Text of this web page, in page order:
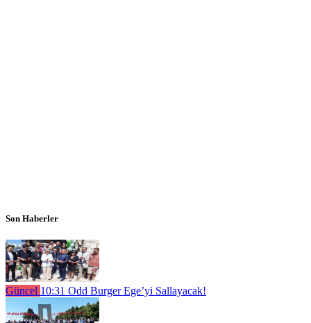
Son Haberler
Güncel 10:31 Odd Burger Ege’yi Sallayacak!